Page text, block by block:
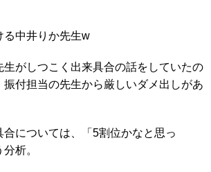
る中井りか先生w
生がしつこく出来具合の話をしていたの
振付担当の先生から厳しいダメ出しがあ
については、「5割位かなと思っ
析。